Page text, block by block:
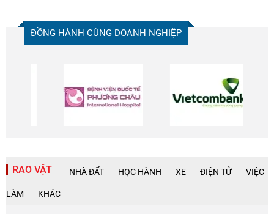
ĐỒNG HÀNH CÙNG DOANH NGHIỆP
RAO VẶT NHÀ ĐẤT HỌC HÀNH XE ĐIỆN TỬ VIỆC
LÀM KHÁC